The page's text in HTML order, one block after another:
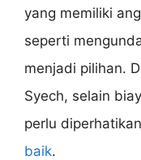
yang memiliki
seperti
menjadi pilihan.
Syech, selain
perlu
baik.